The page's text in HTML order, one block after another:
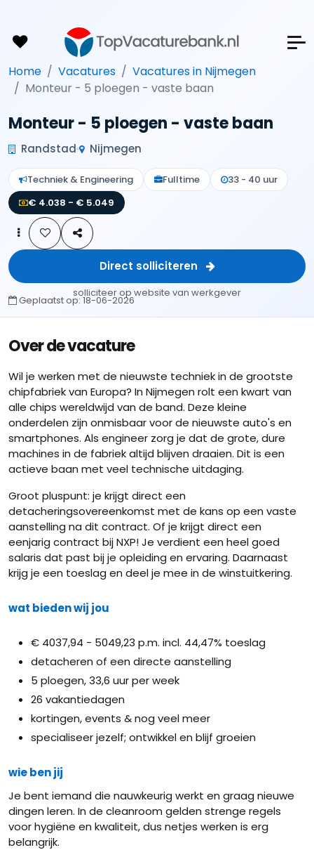
Home Vacatures
Vacatures in Nijmegen
Monteur - 5 ploegen - vaste baan
Monteur - 5 ploegen - vaste baan
Randstad Nijmegen
Techniek & Engineering Fulltime
33 - 40 uur
€ 4.038 - € 5.049
Direct solliciteren
solliciteer op website van werkgever
Geplaatst op:18-06-2026
Over de vacature
Wil je werken met de nieuwste techniek in de grootste
chipfabriek van Europa? In Nijmegen rolt een kwart van
alle chips wereldwijd van de band. Deze kleine
onderdelen zijn onmisbaar voor de nieuwste auto's en
smartphones. Als engineer zorg je dat de grote, dure
machines in de fabriek altijd blijven draaien. Dit is een
actieve baan met veel technische uitdaging.
Groot pluspunt: je krijgt direct een
detacheringsovereenkomst met de kans op een vaste
aanstelling na dit contract. Of je krijgt direct een
eenjarig contract bij NXP! Je verdient een heel goed
salaris dat past bij je opleiding en ervaring. Daarnaast
krijg je een toeslag en deel je mee in de winstuitkering.
wat bieden wij jou
€ 4037,94 - 5049,23 p.m. incl. 44,47% toeslag
detacheren of een directe aanstelling
5 ploegen, 33,6 uur per week
26 vakantiedagen
kortingen, events & nog veel meer
specialiseer jezelf; ontwikkel en blijf groeien
wie ben jij
Je bent iemand die nauwkeurig werkt en graag nieuwe
dingen leren. In de cleanroom gelden strenge regels
voor hygiëne en kwaliteit, dus netjes werken is erg
belangrijk.